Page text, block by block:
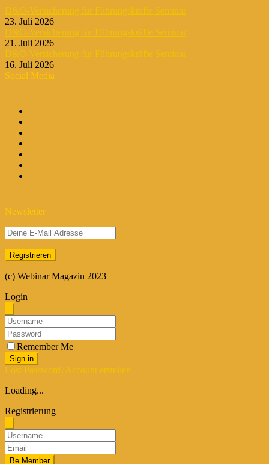
D&O-Versicherung für Führungskräfte Seminar
23. Juli 2026
D&O-Versicherung für Führungskräfte Seminar
21. Juli 2026
D&O-Versicherung für Führungskräfte Seminar
16. Juli 2026
Social Media
Newsletter
(c) Webinar Magazin 2023
Login
Remember Me
Sign in
Lost Password?Account erstellen
Loading...
Registrierung
Be Member